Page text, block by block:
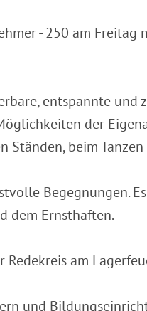
- 250 am
entspannte und
der
Ständen, beim
Begegnungen.
dem Ernsthaften.
am
und